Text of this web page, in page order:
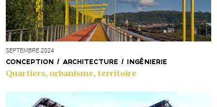
SEPTEMBRE 2024
CONCEPTION / ARCHITECTURE / INGÉNIERIE
Quartiers, urbanisme, territoire